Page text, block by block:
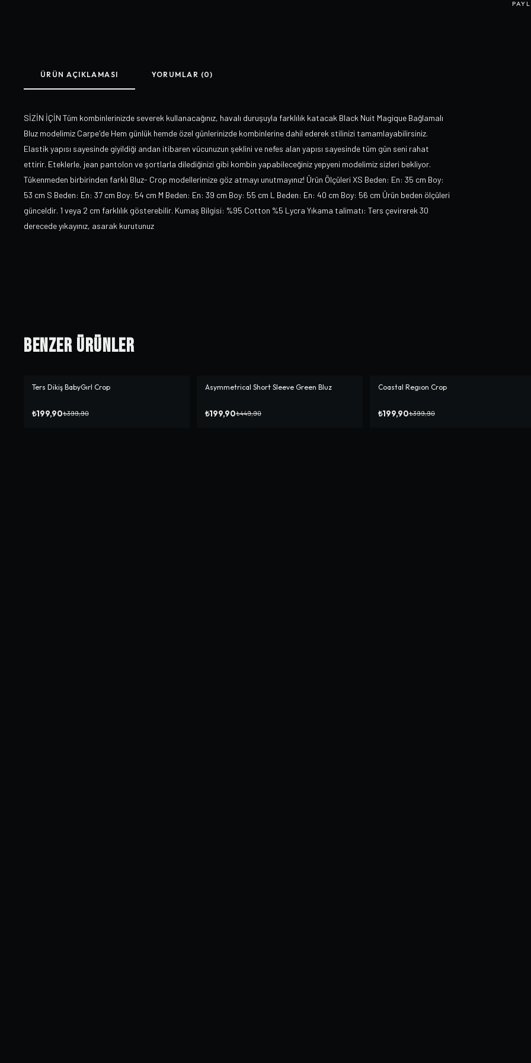
ÜRÜN AÇIKLAMASI YORUMLAR (0)
SİZİN İÇİN Tüm kombinlerinizde severek kullanacağınız, havalı duruşuyla farklılık katacak Black Nuit Magique Bağlamalı
Bluz modelimiz Carpe'de Hem günlük hemde özel günlerinizde kombinlerine dahil ederek stilinizi tamamlayabilirsiniz.
Elastik yapısı sayesinde giyildiği andan itibaren vücunuzun şeklini ve nefes alan yapısı sayesinde tüm gün seni rahat
ettirir. Eteklerle, jean pantolon ve şortlarla dilediğinizi gibi kombin yapabileceğiniz yepyeni modelimiz sizleri bekliyor.
Tükenmeden birbirinden farklı Bluz- Crop modellerimize göz atmayı unutmayınız! Ürün Ölçüleri XS Beden: En: 35 cm Boy:
53 cm S Beden: En: 37 cm Boy: 54 cm M Beden: En: 39 cm Boy: 55 cm L Beden: En: 40 cm Boy: 56 cm Ürün beden ölçüleri
günceldir. 1 veya 2 cm farklılık gösterebilir. Kumaş Bilgisi: %95 Cotton %5 Lycra Yıkama talimatı: Ters çevirerek 30
derecede yıkayınız, asarak kurutunuz
Benzer Ürünler
-%50
Ters Dikiş BabyGırl Crop
₺199,90₺399,90
-%56
Asymmetrical Short Sleeve Green Bluz
₺199,90₺449,90
-%50
Coastal Regıon Crop
₺199,90₺399,90